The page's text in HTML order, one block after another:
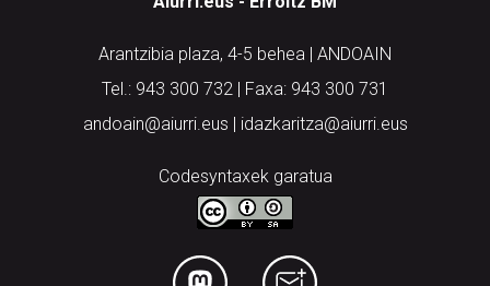
Arantzibia plaza, 4-5 behea | ANDOAIN
Tel.: 943 300 732 | Faxa: 943 300 731
andoain@aiurri.eus | idazkaritza@aiurri.eus
Codesyntaxek garatua